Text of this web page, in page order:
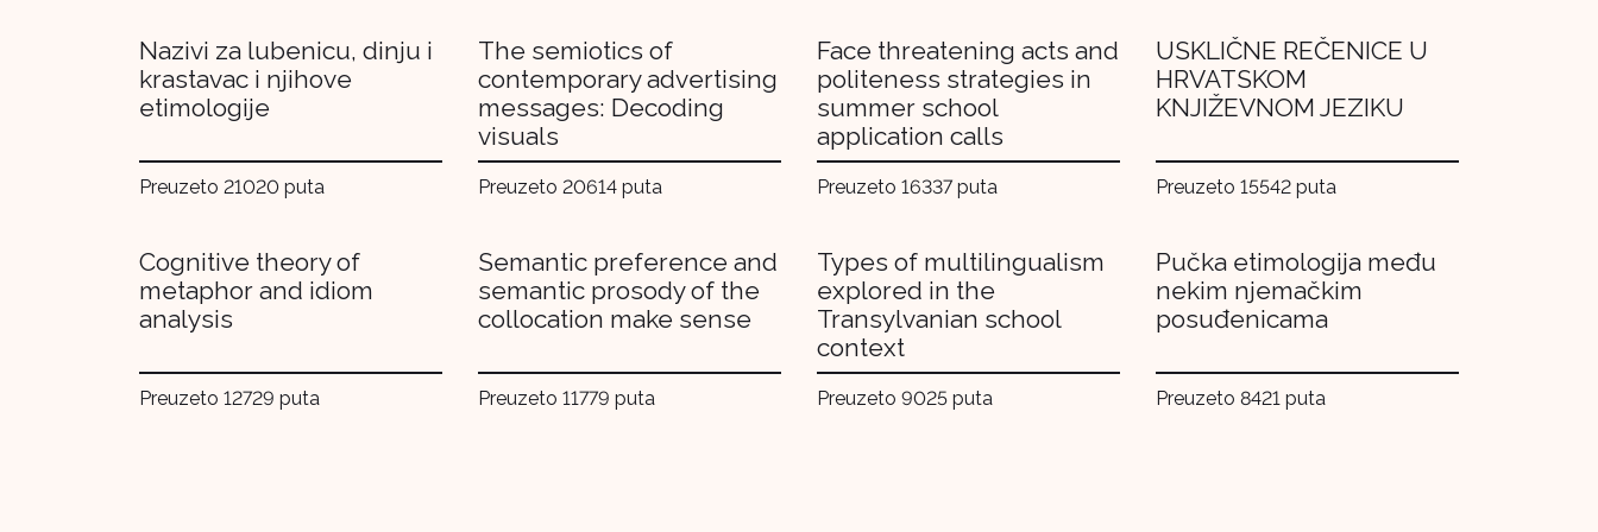
Nazivi za lubenicu, dinju i
krastavac i njihove
etimologije
Preuzeto 21020 puta
The semiotics of
contemporary advertising
messages: Decoding
visuals
Preuzeto 20614 puta
Face threatening acts and
politeness strategies in
summer school
application calls
Preuzeto 16337 puta
USKLIČNE REČENICE U
HRVATSKOM
KNJIŽEVNOM JEZIKU
Preuzeto 15542 puta
Cognitive theory of
metaphor and idiom
analysis
Preuzeto 12729 puta
Semantic preference and
semantic prosody of the
collocation make sense
Preuzeto 11779 puta
Types of multilingualism
explored in the
Transylvanian school
context
Preuzeto 9025 puta
Pučka etimologija među
nekim njemačkim
posuđenicama
Preuzeto 8421 puta